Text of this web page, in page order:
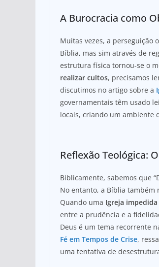
A Burocracia como
Muitas vezes, a perseguição
Bíblia, mas sim através de
estrutura física tornou-se o
realizar cultos, precisamos
discutimos no artigo sobre a
governamentais têm usado
locais, criando um ambiente
Reflexão Teológica:
Biblicamente, sabemos que
No entanto, a Bíblia também
Quando uma Igreja
entre a prudência e a
Deus é um tema recorrente
Fé em Tempos de Crise,
uma tentativa de